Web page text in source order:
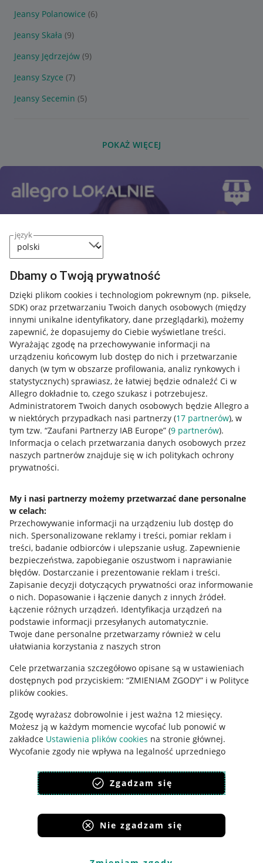
język
Dbamy o Twoją prywatność
Dzięki plikom cookies i technologiom pokrewnym (np. piksele,
SDK) oraz przetwarzaniu Twoich danych osobowych (między
innymi unikalne identyfikatory, dane przeglądarki), możemy
zapewnić, że dopasujemy do Ciebie wyświetlane treści.
Wyrażając zgodę na przechowywanie informacji na
urządzeniu końcowym lub dostęp do nich i przetwarzanie
danych (w tym w obszarze profilowania, analiz rynkowych i
statystycznych) sprawiasz, że łatwiej będzie odnaleźć Ci w
Allegro dokładnie to, czego szukasz i potrzebujesz.
Administratorem Twoich danych osobowych będzie Allegro a
w niektórych przypadkach nasi partnerzy (17 partnerów), w
tym tzw. “Zaufani Partnerzy IAB Europe” (9 partnerów).
Informacja o celach przetwarzania danych osobowych przez
naszych partnerów znajduje się w ich politykach ochrony
prywatności.
My i nasi partnerzy możemy przetwarzać dane personalne
w celach:
Przechowywanie informacji na urządzeniu lub dostęp do
nich. Spersonalizowane reklamy i treści, pomiar reklam i
treści, badanie odbiorców i ulepszanie usług. Zapewnienie
bezpieczeństwa, zapobieganie oszustwom i naprawianie
błędów. Dostarczanie i prezentowanie reklam i treści.
Zapisanie decyzji dotyczących prywatności oraz informowanie
o nich. Dopasowanie i łączenie danych z innych źródeł.
Łączenie różnych urządzeń. Identyfikacja urządzeń na
podstawie informacji przesyłanych automatycznie.
Twoje dane personalne przetwarzamy również w celu
ułatwiania korzystania z naszych stron
Cele przetwarzania szczegółowo opisane są w ustawieniach
dostępnych pod przyciskiem: “ZMIENIAM ZGODY” i w Polityce
plików cookies.
Zgodę wyrażasz dobrowolnie i jest ważna 12 miesięcy.
Możesz ją w każdym momencie wycofać lub ponowić w
zakładce Ustawienia plików cookies na stronie głównej.
Wycofanie zgody nie wpływa na legalność uprzedniego
polityka plików cookies
polityka ochrony prywatności
Zgadzam się
Nie zgadzam się
Jeansy Polanowice (6)
Jeansy Skała (9)
Jeansy Jędrzejów (9)
Jeansy Szyce (7)
Jeansy Secemin (5)
POKAŻ WIĘCEJ
Przydatne informacje
Jak to działa
Napisz do nas
Allegro Gadane dla kupujących
Mapa miejscowości
Informacje prawne
Regulamin
Polityka plików "cookies"
Ustawienia plików "cookies"
Udostępnianie lokalizacji
Pobierz aplikację
Korzystanie z serwisu oznacza akceptacjęregulaminu